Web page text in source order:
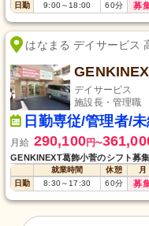
日勤
9:00～18:00 60分 募
はなまる デイサービス
デイサービス
施設長・管理職
日勤専従/管理者/
月給 290,100円〜
GENKINEXT葛飾小菅のシフト募
就業時間 休憩 月
日勤
8:30～17:30 60分 募